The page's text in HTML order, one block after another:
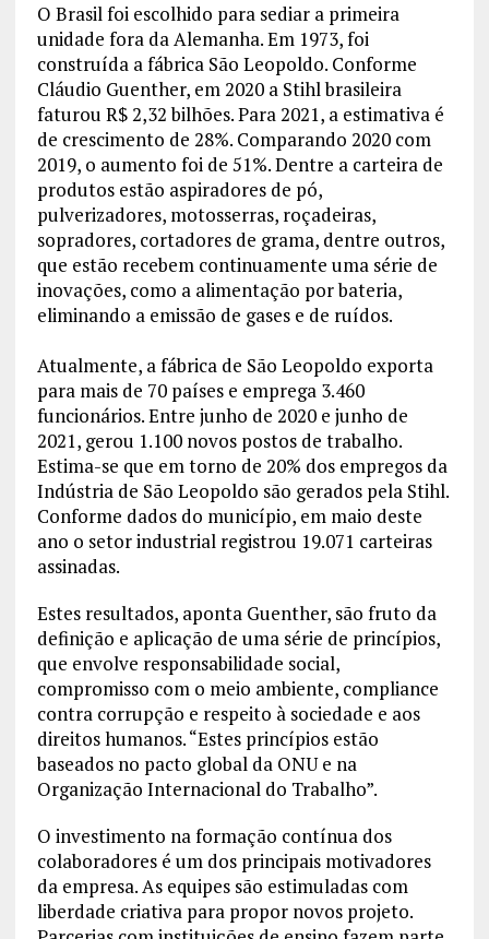
O Brasil foi escolhido para sediar a primeira
unidade fora da Alemanha. Em 1973, foi
construída a fábrica São Leopoldo. Conforme
Cláudio Guenther, em 2020 a Stihl brasileira
faturou R$ 2,32 bilhões. Para 2021, a estimativa é
de crescimento de 28%. Comparando 2020 com
2019, o aumento foi de 51%. Dentre a carteira de
produtos estão aspiradores de pó,
pulverizadores, motosserras, roçadeiras,
sopradores, cortadores de grama, dentre outros,
que estão recebem continuamente uma série de
inovações, como a alimentação por bateria,
eliminando a emissão de gases e de ruídos.
Atualmente, a fábrica de São Leopoldo exporta
para mais de 70 países e emprega 3.460
funcionários. Entre junho de 2020 e junho de
2021, gerou 1.100 novos postos de trabalho.
Estima-se que em torno de 20% dos empregos da
Indústria de São Leopoldo são gerados pela Stihl.
Conforme dados do município, em maio deste
ano o setor industrial registrou 19.071 carteiras
assinadas.
Estes resultados, aponta Guenther, são fruto da
definição e aplicação de uma série de princípios,
que envolve responsabilidade social,
compromisso com o meio ambiente, compliance
contra corrupção e respeito à sociedade e aos
direitos humanos. “Estes princípios estão
baseados no pacto global da ONU e na
Organização Internacional do Trabalho”.
O investimento na formação contínua dos
colaboradores é um dos principais motivadores
da empresa. As equipes são estimuladas com
liberdade criativa para propor novos projeto.